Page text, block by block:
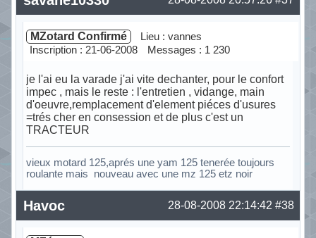
MZotard Confirmé
Lieu : vannes
Inscription : 21-06-2008
Messages : 1 230
je l'ai eu la varade j'ai vite dechanter, pour le confort
impec , mais le reste : l'entretien , vidange, main
d'oeuvre,remplacement d'element piéces d'usures
=trés cher en consession et de plus c'est un
TRACTEUR
vieux motard 125,aprés une yam 125 tenerée toujours
roulante mais nouveau avec une mz 125 etz noir
Hors ligne #38
28-08-2008 22:14:42
Havoc